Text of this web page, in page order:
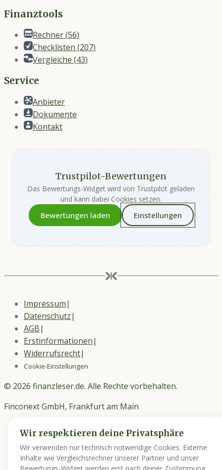
Finanztools
Rechner(56)
Checklisten (207)
Vergleiche (43)
Service
Anbieter
Dokumente
Kontakt
Trustpilot-Bewertungen
Das Bewertungs-Widget wird von Trustpilot geladen
und kann dabei Cookies setzen.
Bewertungen laden Einstellungen
Impressum|
Datenschutz|
AGB|
Erstinformationen|
Widerrufsrecht|
Cookie-Einstellungen
© 2026 finanzleser.de. Alle Rechte vorbehalten.
Finconext GmbH, Frankfurt am Main
Wir respektieren deine Privatsphäre
Wir verwenden nur technisch notwendige Cookies. Externe
Inhalte wie Vergleichsrechner unserer Partner und unser